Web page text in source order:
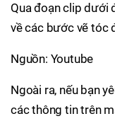
Qua đoạn clip dưới
về các bước vẽ tóc
Nguồn: Youtube
Ngoài ra, nếu bạn
các thông tin trên